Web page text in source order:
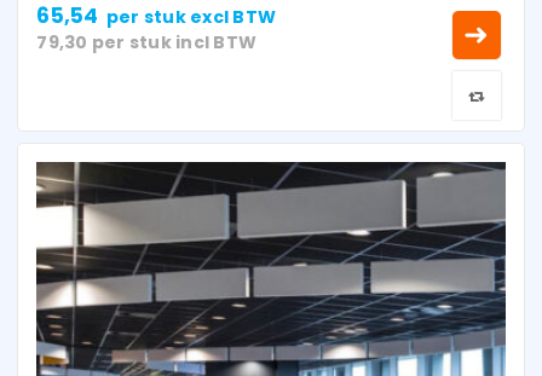
65,54 per stukexcl BTW
79,30 per stuk incl BTW